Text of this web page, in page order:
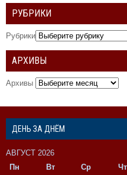
РУБРИКИ
Рубрики
АРХИВЫ
Архивы
ДЕНЬ ЗА ДНЁМ
АВГУСТ 2026
Пн
Вт Ср Чт